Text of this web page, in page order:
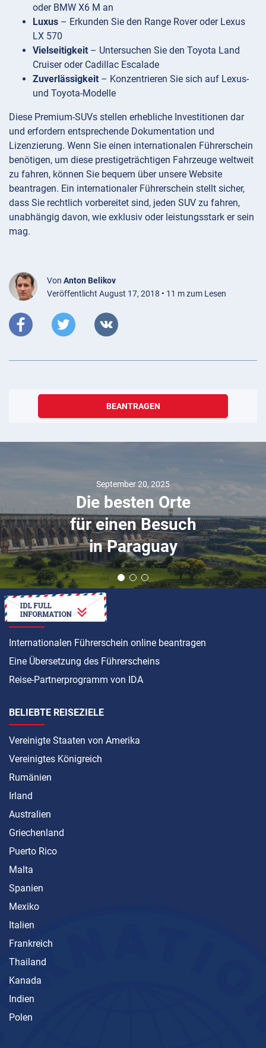
oder BMW X6 M an
Luxus – Erkunden Sie den Range Rover oder Lexus
LX 570
Vielseitigkeit – Untersuchen Sie den Toyota Land
Cruiser oder Cadillac Escalade
Zuverlässigkeit – Konzentrieren Sie sich auf Lexus-
und Toyota-Modelle
Diese Premium-SUVs stellen erhebliche Investitionen dar
und erfordern entsprechende Dokumentation und
Lizenzierung. Wenn Sie einen internationalen Führerschein
benötigen, um diese prestigeträchtigen Fahrzeuge weltweit
zu fahren, können Sie bequem über unsere Website
beantragen. Ein internationaler Führerschein stellt sicher,
dass Sie rechtlich vorbereitet sind, jeden SUV zu fahren,
unabhängig davon, wie exklusiv oder leistungsstark er sein
mag.
Von Anton Belikov
Veröffentlicht August 17, 2018 • 11 m zum Lesen
BEANTRAGEN
besten Orte
Besuch
Paraguay
ANLEITUNG
Internationalen Führerschein online beantragen
Eine Übersetzung des Führerscheins
Reise-Partnerprogramm von IDA
BELIEBTE REISEZIELE
Vereinigte Staaten von Amerika
Vereinigtes Königreich
Rumänien
Irland
Australien
Griechenland
Puerto Rico
Malta
Spanien
Mexiko
Italien
Frankreich
Thailand
Kanada
Indien
Polen